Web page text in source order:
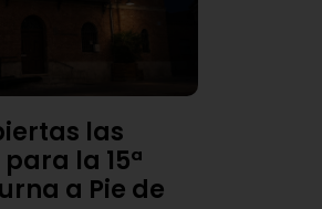
las
la 15ª
a Pie de